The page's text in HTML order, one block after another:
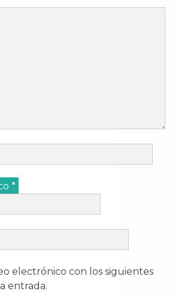
*
electrónico con los siguientes
entrada.